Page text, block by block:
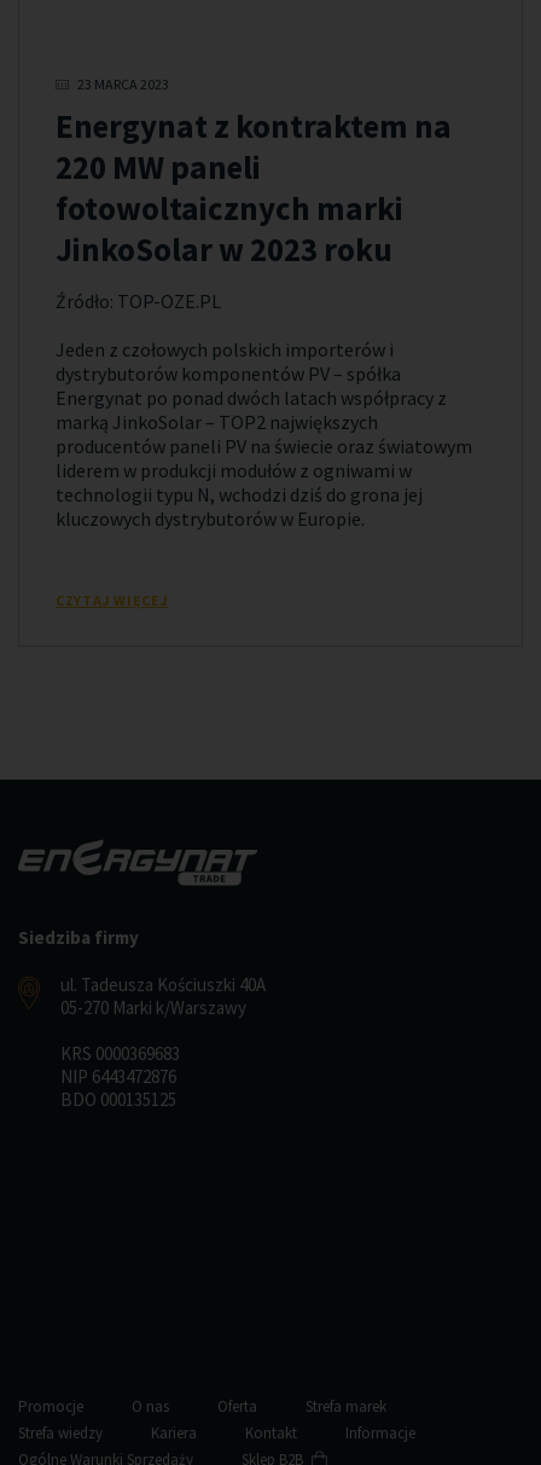
23 MARCA 2023
Energynat z kontraktem na
220 MW paneli
fotowoltaicznych marki
JinkoSolar w 2023 roku
Źródło: TOP-OZE.PL
Jeden z czołowych polskich importerów i
dystrybutorów komponentów PV – spółka
Energynat po ponad dwóch latach współpracy z
marką JinkoSolar – TOP2 największych
producentów paneli PV na świecie oraz światowym
liderem w produkcji modułów z ogniwami w
technologii typu N, wchodzi dziś do grona jej
kluczowych dystrybutorów w Europie.
CZYTAJ WIĘCEJ
Siedziba firmy
ul. Tadeusza Kościuszki 40A
05-270 Marki k/Warszawy
KRS 0000369683
NIP 6443472876
BDO 000135125
Promocje O nas Oferta
Strefa marek
Strefa wiedzy
Kariera Kontakt
Informacje
Ogólne Warunki Sprzedaży
Sklep B2B